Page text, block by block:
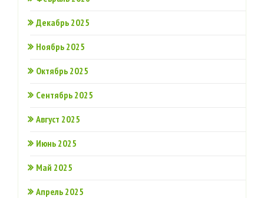
Декабрь 2025
Ноябрь 2025
Октябрь 2025
Сентябрь 2025
Август 2025
Июнь 2025
Май 2025
Апрель 2025